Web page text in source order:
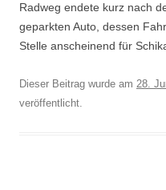
Radweg endete kurz nach
geparkten Auto, dessen
Stelle anscheinend für
Dieser Beitrag wurde am 28.
veröffentlicht.